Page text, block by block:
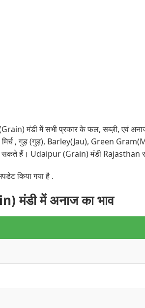
मंडी में सभी प्रकार के फल, सब्ज़ी, एवं
मिर्च , गुड़ (गुड़), Barley(Jau), Green
सकते हैं। Udaipur (Grain) मंडी Rajasthan
किया गया है .
मंडी में अनाज का भाव